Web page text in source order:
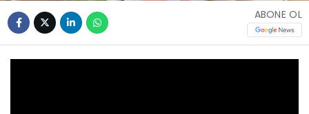
ABONE OL